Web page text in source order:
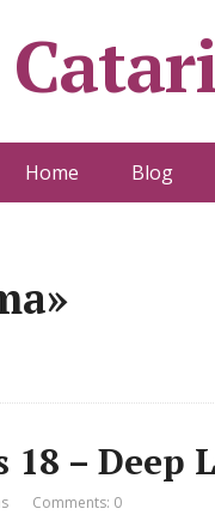
Home Blog
– Deep
Comments: 0